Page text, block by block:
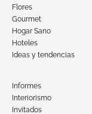
Flores
Gourmet
Hogar Sano
Hoteles
Ideas y tendencias
Informes
Interiorismo
Invitados